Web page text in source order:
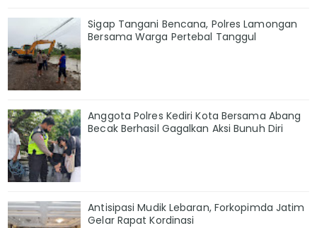
Sigap Tangani Bencana, Polres Lamongan
Bersama Warga Pertebal Tanggul
Anggota Polres Kediri Kota Bersama Abang
Becak Berhasil Gagalkan Aksi Bunuh Diri
Antisipasi Mudik Lebaran, Forkopimda Jatim
Gelar Rapat Kordinasi